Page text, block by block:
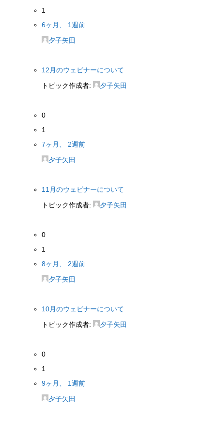
1
6ヶ月、 1週前
夕子矢田
12月のウェビナーについて
トピック作成者:
夕子矢田
0
1
7ヶ月、 2週前
夕子矢田
11月のウェビナーについて
トピック作成者:
夕子矢田
0
1
8ヶ月、 2週前
夕子矢田
10月のウェビナーについて
トピック作成者:
夕子矢田
0
1
9ヶ月、 1週前
夕子矢田